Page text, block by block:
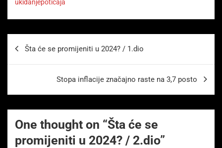
ukidanjepoticaja
Beitragsnavigation
Šta će se promijeniti u 2024? / 1.dio
Stopa inflacije značajno raste na 3,7 posto
One thought on “Šta će se
promijeniti u 2024? / 2.dio”